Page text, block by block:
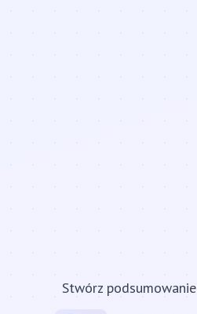
Stwórz podsumowanie